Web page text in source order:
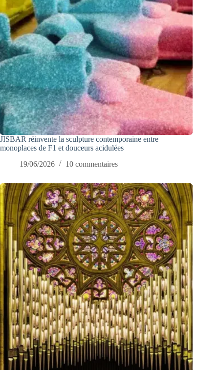
JISBAR réinvente la sculpture contemporaine entre
monoplaces de F1 et douceurs acidulées
19/06/2026
10 commentaires